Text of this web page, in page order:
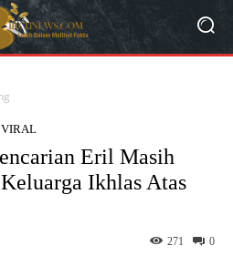
Eril Masih
Ikhlas Atas
0
271